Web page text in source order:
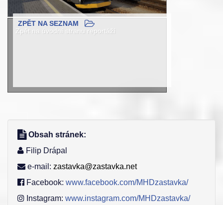
Zpět na úvodní stranu reportáží
ZPĚT NA SEZNAM
Obsah stránek:
Filip Drápal
e-mail: zastavka@zastavka.net
Facebook: www.facebook.com/MHDzastavka/
Instagram: www.instagram.com/MHDzastavka/